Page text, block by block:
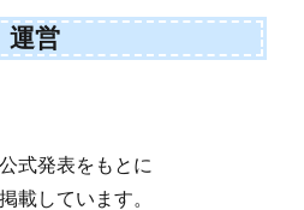
運営
式発表をもとに
載しています。